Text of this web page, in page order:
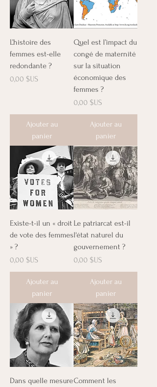
L’histoire des
femmes est-elle
redondante ?
Prix
0,00 $US
Ajouter au
panier
Quel est l’impact du
congé de maternité
sur la situation
économique des
femmes ?
Prix
0,00 $US
Ajouter au
panier
Existe-t-il un « droit
de vote des femmes
» ?
Prix
0,00 $US
Ajouter au
panier
Le patriarcat est-il
l'état naturel du
gouvernement ?
Prix
0,00 $US
Ajouter au
panier
Dans quelle mesureComment les